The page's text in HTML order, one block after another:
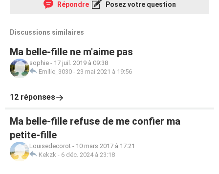
Répondre Posez votre question
Discussions similaires
Ma belle-fille ne m'aime pas
sophie - 17 juil. 2019 à 09:38
Emilie_3030 - 23 mai 2021 à 19:56
12 réponses
Ma belle-fille refuse de me confier ma
petite-fille
Louisedecorot - 10 mars 2017 à 17:21
Kekzk - 6 déc. 2024 à 23:18